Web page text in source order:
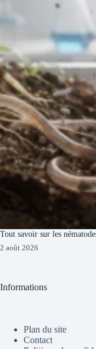
Tout savoir sur les
2 août 2026
Informations
Plan du site
Contact